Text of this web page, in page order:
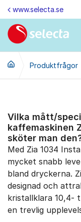
Hoppa till innehåll
www.selecta.se
Produktfrågor
Vilka mått/
kaffemaskinen
sköter man
Med Zia 1034
mycket snabb
bland dryckerna.
designad och
kristallklara 10,4-
en trevlig